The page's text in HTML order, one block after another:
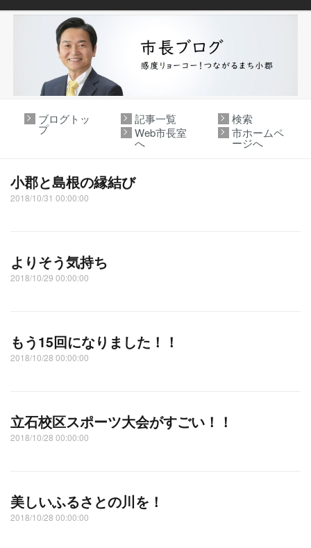
ブログトッ
プ
記事一覧
検索
Web市長室
へ
市ホームペ
ージへ
小郡と島根の縁結び
2018/10/31 00:00:00
よりそう気持ち
2018/10/29 00:00:00
もう15回になりました！！
2018/10/28 00:00:00
立石校区スポーツ大会がすごい！！
2018/10/28 00:00:00
美しいふるさとの川を！
2018/10/28 00:00:00